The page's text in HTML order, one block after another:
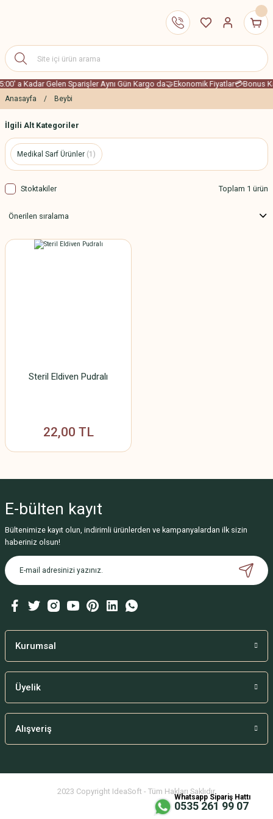
Whatsapp Sipariş Hattı
0535 261 99 07
a Kadar Gelen Sparişler Aynı Gün Kargo da🤝Ekonomik Fiyatlar💳Bonus
Anasayfa Beybi
İlgili Alt Kategoriler
Medikal Sarf Ürünler (1)
Stoktakiler Toplam 1 ürün
Steril Eldiven Pudralı
22,00 TL
E-bülten kayıt
Bültenimize kayıt olun, indirimli ürünlerden ve kampanyalardan ilk sizin
haberiniz olsun!
Kurumsal
Üyelik
Alışveriş
2023 Copyright IdeaSoft - Tüm Hakları Saklıdır.